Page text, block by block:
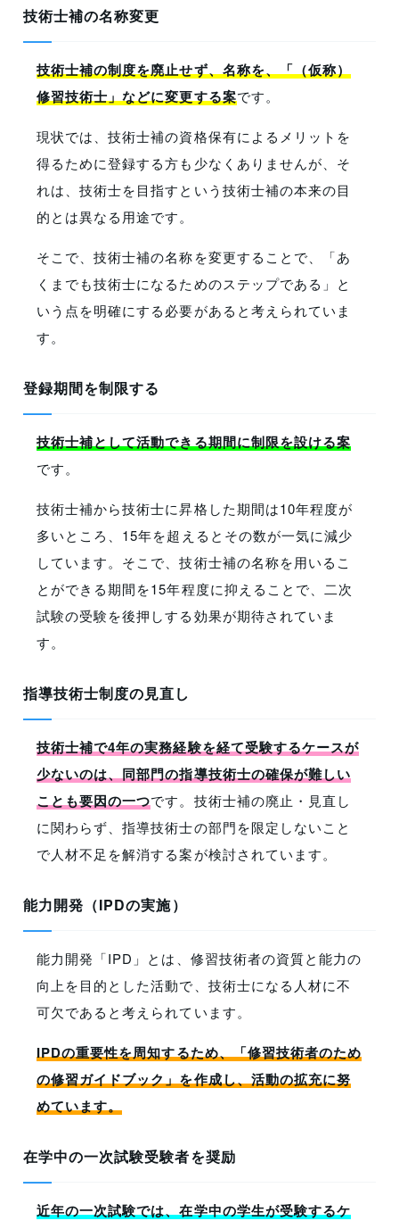
技術士補の名称変更
技術士補の制度を廃止せず、名称を、「（仮称）
修習技術士」などに変更する案です。
現状では、技術士補の資格保有によるメリットを
得るために登録する方も少なくありませんが、そ
れは、技術士を目指すという技術士補の本来の目
的とは異なる用途です。
そこで、技術士補の名称を変更することで、「あ
くまでも技術士になるためのステップである」と
いう点を明確にする必要があると考えられていま
す。
登録期間を制限する
技術士補として活動できる期間に制限を設ける案
です。
技術士補から技術士に昇格した期間は10年程度が
多いところ、15年を超えるとその数が一気に減少
しています。そこで、技術士補の名称を用いるこ
とができる期間を15年程度に抑えることで、二次
試験の受験を後押しする効果が期待されていま
す。
指導技術士制度の見直し
技術士補で4年の実務経験を経て受験するケースが
少ないのは、同部門の指導技術士の確保が難しい
ことも要因の一つです。技術士補の廃止・見直し
に関わらず、指導技術士の部門を限定しないこと
で人材不足を解消する案が検討されています。
能力開発（IPDの実施）
能力開発「IPD」とは、修習技術者の資質と能力の
向上を目的とした活動で、技術士になる人材に不
可欠であると考えられています。
IPDの重要性を周知するため、「修習技術者のため
の修習ガイドブック」を作成し、活動の拡充に努
めています。
在学中の一次試験受験者を奨励
近年の一次試験では、在学中の学生が受験するケ